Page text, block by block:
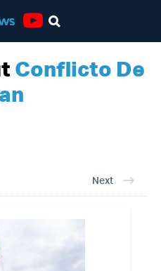
Conflicto De
Next